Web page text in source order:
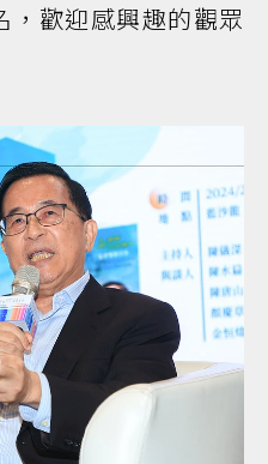
，歡迎感興趣的觀眾